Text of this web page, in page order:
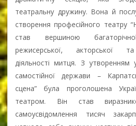
театральну дружину. Вона й
створення професійного театру
став вершиною
режисерської, акторської та
діяльності митця. З утворенням
самостійної держави –
сцена” була проголошена
театром. Він став
самоусвідомлення тисяч